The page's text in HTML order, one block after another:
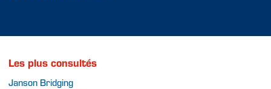
Les plus consultés
Janson Bridging